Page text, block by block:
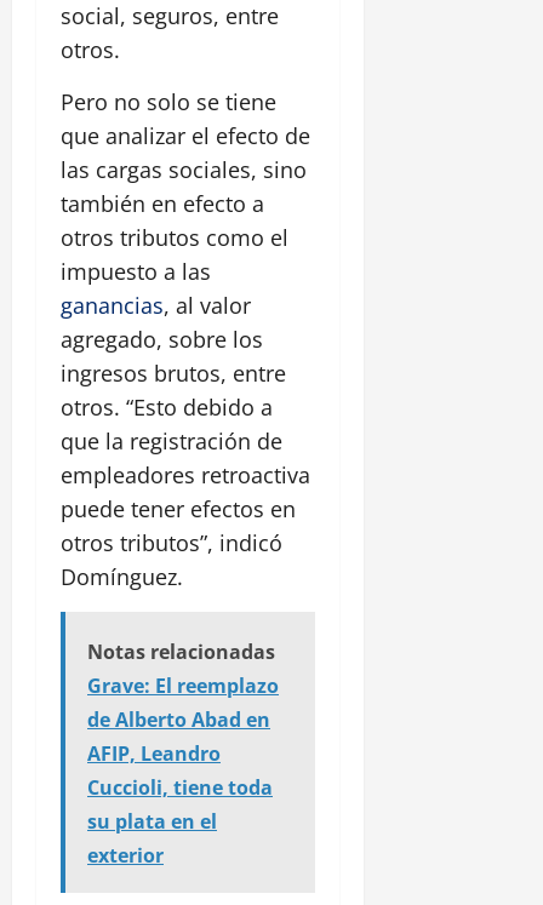
social, seguros, entre
otros.
Pero no solo se tiene
que analizar el efecto de
las cargas sociales, sino
también en efecto a
otros tributos como el
impuesto a las
ganancias, al valor
agregado, sobre los
ingresos brutos, entre
otros. “Esto debido a
que la registración de
empleadores retroactiva
puede tener efectos en
otros tributos”, indicó
Domínguez.
Notas relacionadas
Grave: El reemplazo
de Alberto Abad en
AFIP, Leandro
Cuccioli, tiene toda
su plata en el
exterior